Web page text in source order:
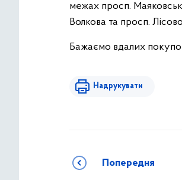
межах просп.
Волкова та просп.
Бажаємо вдалих
Надрукувати
Попередня